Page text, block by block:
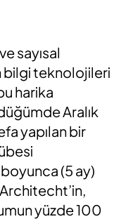
sayısal
bilgi teknolojileri
harika
Aralık
yapılan bir
(5 ay)
yüzde 100